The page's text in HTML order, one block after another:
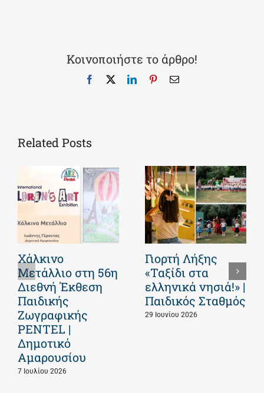
Κοινοποιήστε το άρθρο!
Facebook LinkedInPinterestEmail
Related Posts
Χάλκινο
Μετάλλιο στη 56η
Διεθνή Έκθεση
Παιδικής
Ζωγραφικής
PENTEL |
Δημοτικό
Αμαρουσίου
7 Ιουλίου 2026
Γιορτή Λήξης
«Ταξίδι στα
ελληνικά νησιά!» |
Παιδικός Σταθμός
29 Ιουνίου 2026